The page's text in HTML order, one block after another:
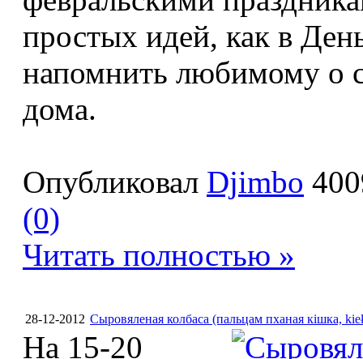
простых идей, как в
напомнить любимому о
дома.
Опубликовал Djimbo
(0)
Читать полностью »
28-12-2012 Сыровяленая колбаса (пальцам пханая кішка,
На 15-20